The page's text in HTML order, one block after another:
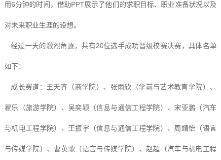
用6分钟的时间，借助PPT展示了他们的求职目标、职业准备状况以及
对未来职业生涯的设想。
经过一天的激烈角逐，共有20位选手成功晋级校赛决赛，具体名单
如下：
成长赛道：王天齐（商学院）、张雨欣（学前与艺术教育学院）、
翟乐（旅游学院）、吴奕颖（信息与通信工程学院）、宋亚鹏（汽车
与机电工程学院）、王振宇（信息与通信工程学院）、周靖怡（语言
与传媒学院）、曹英歌（语言与传媒学院）、赵超（汽车与机电工程